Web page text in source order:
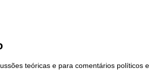
teóricas e para comentários políticos e